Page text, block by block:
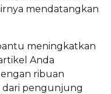
mendatangkan
meningkatkan
Anda
ribuan
dari pengunjung